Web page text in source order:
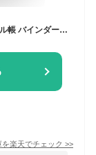
＼2点以上で500円OFFクーポン★限定特典／シール帳 バインダー 透明 A7(6穴)/M5(5穴) PVC はがせる 女の子 手帳 シール台紙 シール収納 かわいい コラージュノート シールバインダー コンパクト手帳 カスタマイズ手帳 おしゃれ プレゼント リフィル5枚付き
を楽天でチェック >>